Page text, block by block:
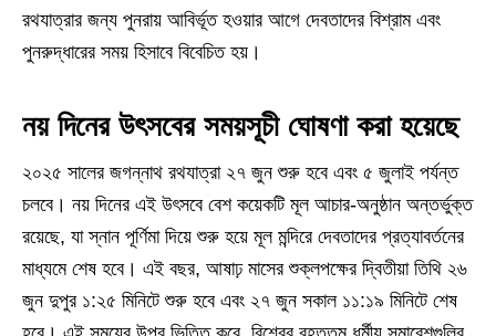
রথযাত্রার জন্য পুনরায় আবির্ভূত হওয়ার আগে দেবতাদের বিশ্রাম এবং
পুনরুদ্ধারের সময় হিসাবে বিবেচিত হয়।
নয় দিনের উৎসবের সময়সূচী ঘোষণা করা হয়েছে
২০২৫ সালের জগন্নাথ রথযাত্রা ২৭ জুন শুরু হবে এবং ৫ জুলাই পর্যন্ত
চলবে। নয় দিনের এই উৎসবে বেশ কয়েকটি মূল আচার-অনুষ্ঠান অন্তর্ভুক্ত
রয়েছে, যা স্নান পূর্ণিমা দিয়ে শুরু হয়ে মূল মন্দিরে দেবতাদের প্রত্যাবর্তনের
মাধ্যমে শেষ হবে। এই বছর, আষাঢ় মাসের শুক্লপক্ষের দ্বিতীয়া তিথি ২৬
জুন দুপুর ১:২৫ মিনিটে শুরু হবে এবং ২৭ জুন সকাল ১১:১৯ মিনিটে শেষ